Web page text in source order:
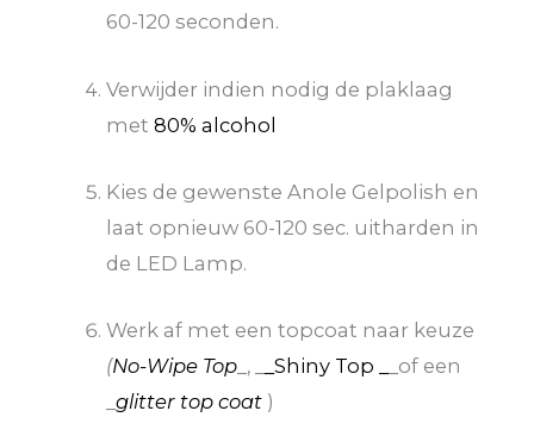
60-120 seconden.
Verwijder indien nodig de plaklaag
met80% alcohol
Kies de gewenste Anole Gelpolish en
laat opnieuw 60-120 sec. uitharden in
de LED Lamp.
Werk af met een topcoat naar keuze
(No-Wipe Top _, _ _Shiny Top _
_of een
_glitter top coat )